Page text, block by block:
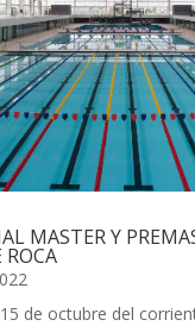
MASTER Y
ROCA
de octubre del